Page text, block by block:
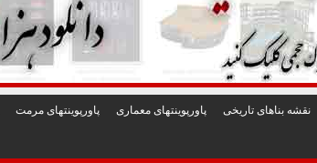
نقشه بناهای تاريخی پاورپوينتهای معماری پاورپوينتهای مرمت